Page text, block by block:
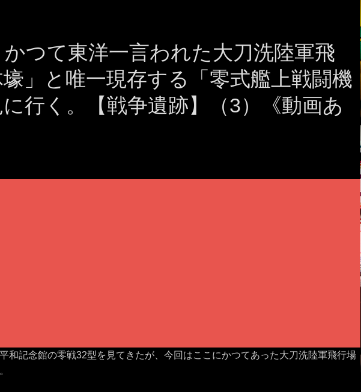
かつて東洋一言われた大刀洗陸軍飛
」と唯一現存する「零式艦上戦闘機
行く。【戦争遺跡】（3）《動画あ
和記念館の零戦32型を見てきたが、今回はここにかつてあった大刀洗陸軍飛行場